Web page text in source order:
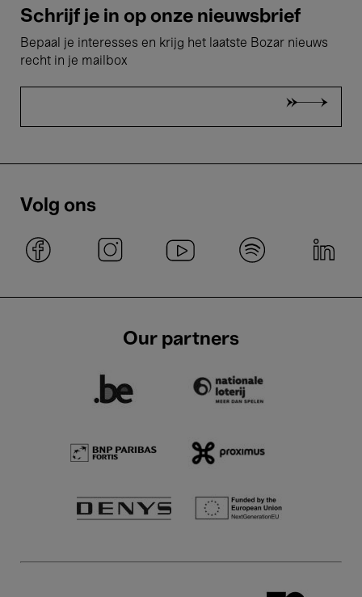
Schrijf je in op onze nieuwsbrief
Bepaal je interesses en krijg het laatste Bozar nieuws
recht in je mailbox
Volg ons
Our partners